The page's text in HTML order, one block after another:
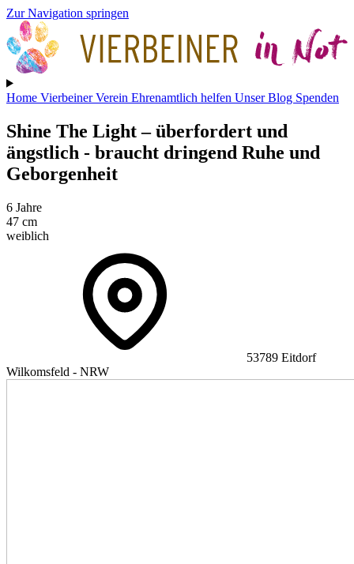
Zur Navigation springen
Home VierbeinerVerein Ehrenamtlich helfen Unser Blog Spenden
Shine The Light– überfordert und
ängstlich - braucht dringend Ruhe und
Geborgenheit
6 Jahre
47 cm
weiblich
53789 Eitdorf
Wilkomsfeld - NRW